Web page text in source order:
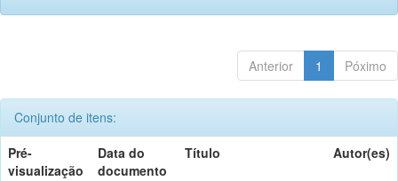
Anterior 1 Póximo
Conjunto de itens:
Pré-
visualização
Data do
documento
Título Autor(es)